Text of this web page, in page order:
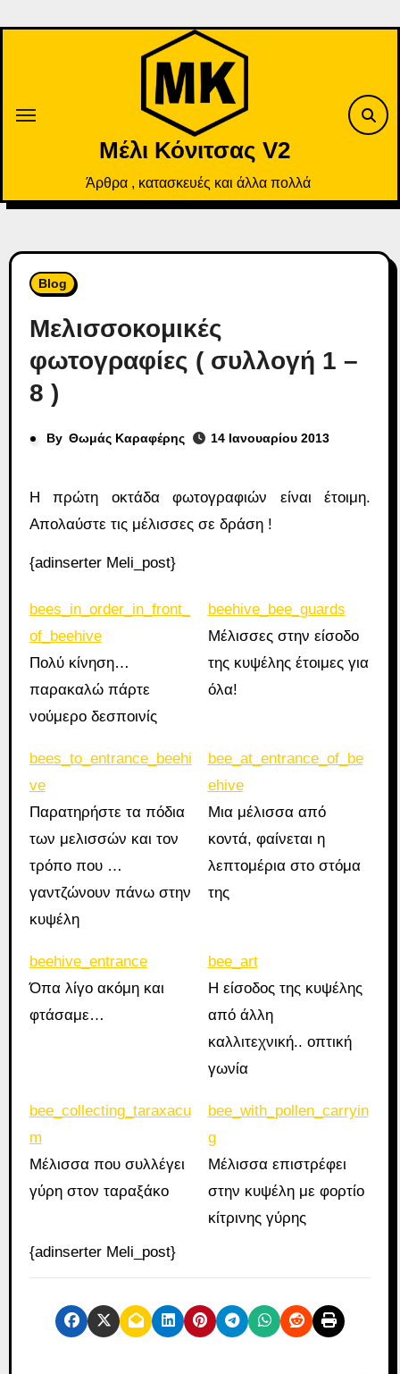
Μέλι Κόνιτσας V2
Άρθρα , κατασκευές και άλλα πολλά
Blog
Μελισσοκομικές
φωτογραφίες ( συλλογή 1 –
8 )
By Θωμάς Καραφέρης 14 Ιανουαρίου 2013
Η πρώτη οκτάδα φωτογραφιών είναι έτοιμη.
Απολαύστε τις μέλισσες σε δράση !
{adinserter Meli_post}
bees_in_order_in_front_
of_beehive
Πολύ κίνηση…
παρακαλώ πάρτε
νούμερο δεσποινίς
beehive_bee_guards
Μέλισσες στην είσοδο
της κυψέλης έτοιμες για
όλα!
bees_to_entrance_beehi
ve
Παρατηρήστε τα πόδια
των μελισσών και τον
τρόπο που …
γαντζώνουν πάνω στην
κυψέλη
bee_at_entrance_of_be
ehive
Μια μέλισσα από
κοντά, φαίνεται η
λεπτομέρια στο στόμα
της
beehive_entrance
Όπα λίγο ακόμη και
φτάσαμε…
bee_art
Η είσοδος της κυψέλης
από άλλη
καλλιτεχνική.. οπτική
γωνία
bee_collecting_taraxacu
m
Μέλισσα που συλλέγει
γύρη στον ταραξάκο
bee_with_pollen_carryin
g
Μέλισσα επιστρέφει
στην κυψέλη με φορτίο
κίτρινης γύρης
{adinserter Meli_post}